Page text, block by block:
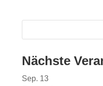
Nächste
Sep. 13